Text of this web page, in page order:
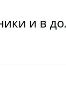
и в